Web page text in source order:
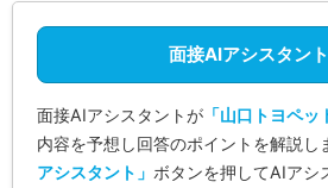
面接AIアシスタ
面接AIアシスタントが 「山口トヨペ
内容を予想し回答のポイントを解説し
アシスタント」 ボタンを押してAIアシ